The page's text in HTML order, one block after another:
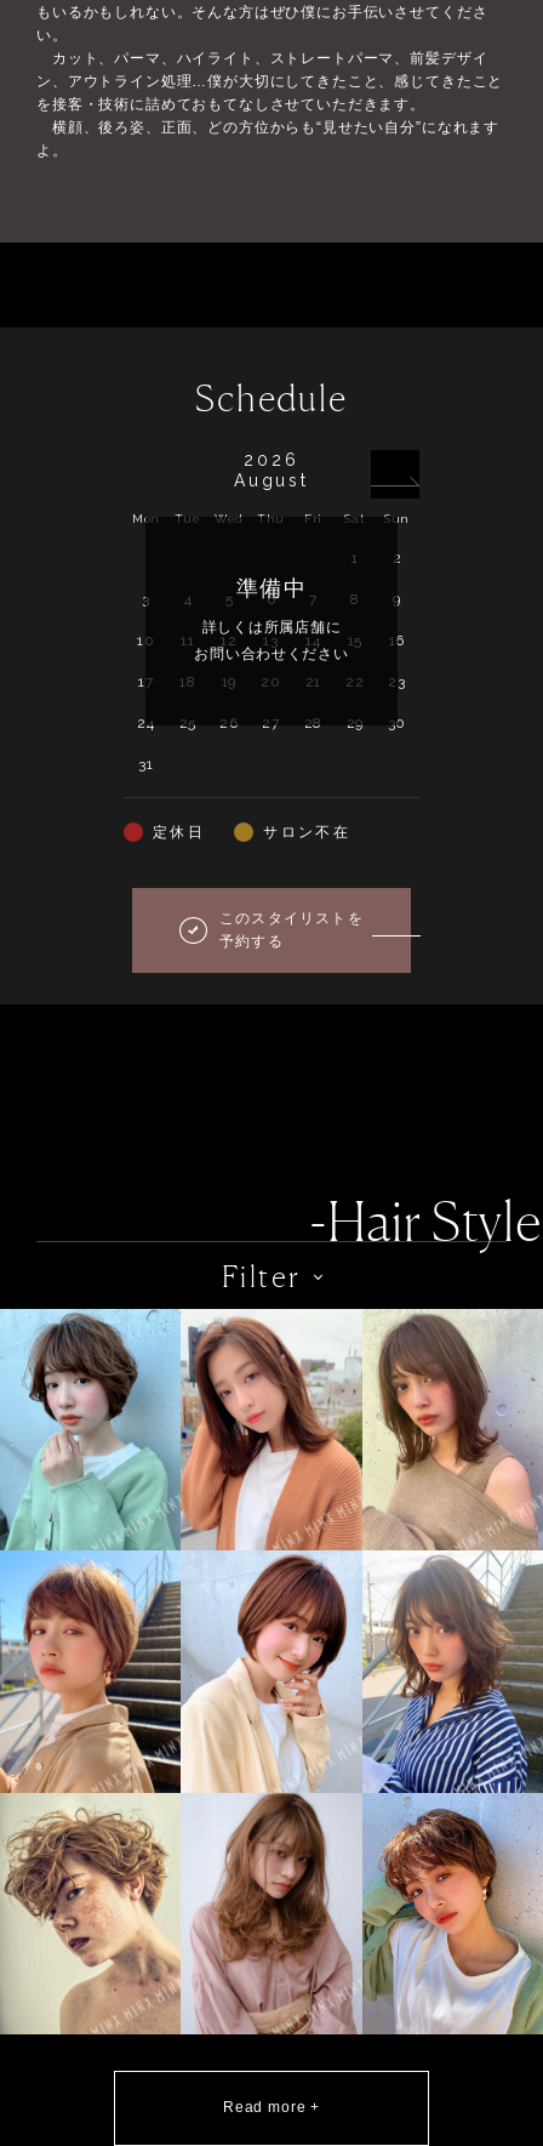
もいるかもしれない。そんな方はぜひ僕にお手伝いさせてくださ
い。
カット、パーマ、ハイライト、ストレートパーマ、前髪デザイ
ン、アウトライン処理…僕が大切にしてきたこと、感じてきたこと
を接客・技術に詰めておもてなしさせていただきます。
横顔、後ろ姿、正面、どの方位からも“見せたい自分”になれます
よ。
Schedule
2026
August
Mon Tue Wed Thu Fri Sat Sun
1 2
3 4 5 6 7 8 9
10 11 12 13 14 15 16
17 18 19 20 21 22 23
24 25 26 27 28 29 30
31
準備中
詳しくは所属店舗に
お問い合わせください
定休日 サロン不在
このスタイリストを
予約する
-Hair Style
Filter
Read more +